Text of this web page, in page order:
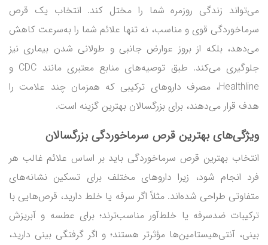
می‌تواند زندگی روزمره شما را مختل کند. انتخاب یک قرص
سرماخوردگی قوی و مناسب، نه تنها علائم شما را به‌سرعت کاهش
می‌دهد، بلکه از بروز عوارض جانبی و طولانی شدن بیماری نیز
جلوگیری می‌کند. طبق توصیه‌های منابع معتبری مانند CDC و
Healthline، مصرف داروهای ترکیبی که همزمان چند علامت را
هدف قرار می‌دهند، برای بزرگسالان بهترین گزینه است.
ویژگی‌های بهترین قرص سرماخوردگی بزرگسالان
انتخاب بهترین قرص سرماخوردگی باید بر اساس علائم غالب هر
فرد انجام شود، زیرا داروهای مختلف برای تسکین نشانه‌های
متفاوتی طراحی شده‌اند. مثلاً اگر سرفه یا خلط دارید، قرص‌هایی با
ترکیبات ضدسرفه یا خلط‌آور مناسب‌ترند؛ برای عطسه و آبریزش
بینی، آنتی‌هیستامین‌ها مؤثرتر هستند؛ و اگر گرفتگی بینی دارید،